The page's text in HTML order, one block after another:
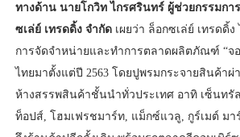
ทางด้าน นายโกวิท ไกรศรินทร์ ผู้ช่วยกรรมกา
ซเล่ย์ เทรดดิ้ง จำกัดเผยว่า ล็อกซเล่ย์ เทรดดิ้
การจัดจำหน่ายและทำการตลาดผลิตภัณฑ์ “จ
ไทยมาตั้งแต่ปี 2563 โดยปูพรมกระจายสินค้าผ่
ห้างสรรพสินค้าชั้นนำทั่วประเทศ อาทิ เซ็นทรั
ท็อปส์, โฮมเฟรชมาร์ท, แม็กซ์แวลู, กูร์เมต์ ม